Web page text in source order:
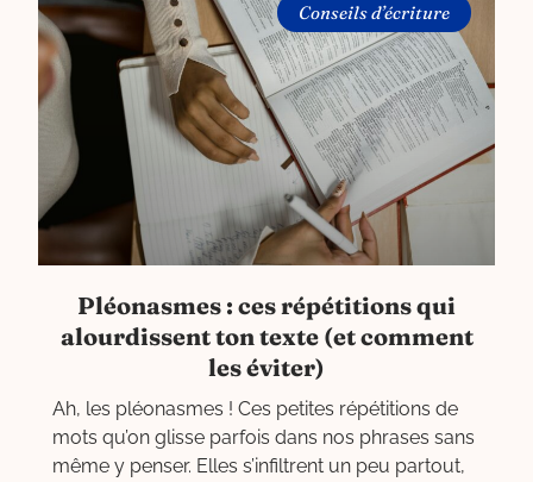
Conseils d’écriture
Pléonasmes : ces répétitions qui
alourdissent ton texte (et comment
les éviter)
Ah, les pléonasmes ! Ces petites répétitions de
mots qu’on glisse parfois dans nos phrases sans
même y penser. Elles s’infiltrent un peu partout,